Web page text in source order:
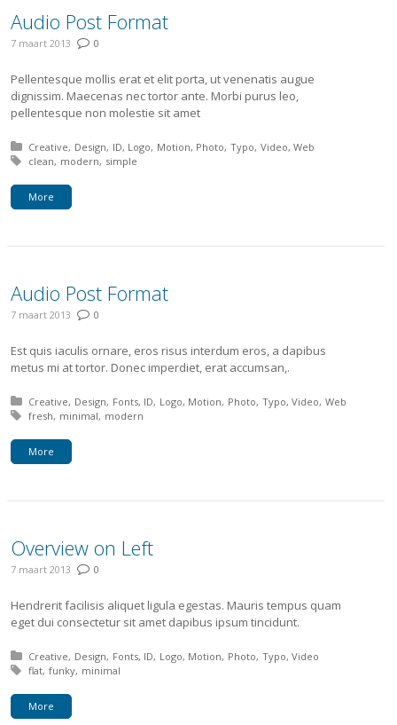
Audio Post Format
7 maart 2013 0
Pellentesque mollis erat et elit porta, ut venenatis augue
dignissim. Maecenas nec tortor ante. Morbi purus leo,
pellentesque non molestie sit amet
Posted in:
Creative Design ID Logo Motion Photo Typo Video Web
Tagged with:
clean modern simple
More
Audio Post Format
7 maart 2013 0
Est quis iaculis ornare, eros risus interdum eros, a dapibus
metus mi at tortor. Donec imperdiet, erat accumsan,.
Posted in:
Creative Design Fonts ID Logo Motion Photo Typo Video Web
Tagged with:
fresh minimal modern
More
Overview on Left
7 maart 2013 0
Hendrerit facilisis aliquet ligula egestas. Mauris tempus quam
eget dui consectetur sit amet dapibus ipsum tincidunt.
Posted in:
Creative Design Fonts ID Logo Motion Photo Typo Video
Tagged with:
flat funky minimal
More